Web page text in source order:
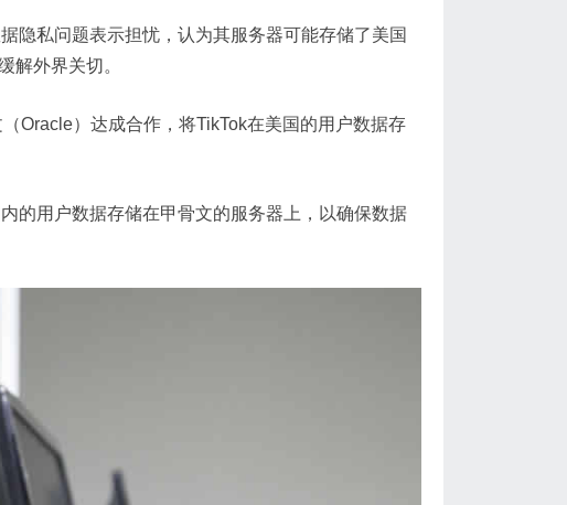
隐私问题表示担忧，认为其服务器可能存储了美国
解外界关切。
Oracle）达成合作，将TikTok在美国的用户数据存
的用户数据存储在甲骨文的服务器上，以确保数据